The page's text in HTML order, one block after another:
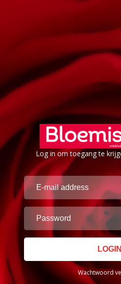
Log in om toegang te
Wachtwoord